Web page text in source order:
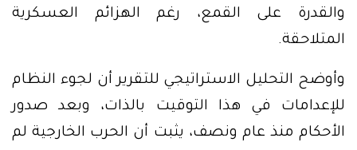
والقدرة على القمع، رغم الهزائم العسكرية
المتلاحقة.
وأوضح التحليل الاستراتيجي للتقرير أن لجوء النظام
للإعدامات في هذا التوقيت بالذات، وبعد صدور
الأحكام منذ عام ونصف، يثبت أن الحرب الخارجية لم